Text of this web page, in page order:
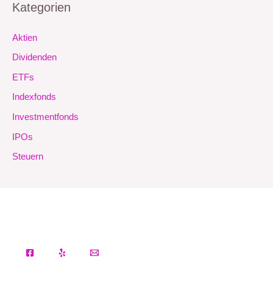
Kategorien
Aktien
Dividenden
ETFs
Indexfonds
Investmentfonds
IPOs
Steuern